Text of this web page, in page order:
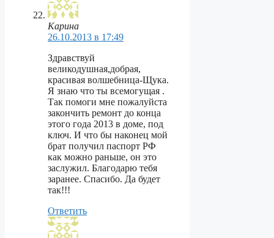
Карина
26.10.2013 в 17:49
Здравствуй
великодушная,добрая,
красивая волшебница-Щука.
Я знаю что ты всемогущая .
Так помоги мне пожалуйста
закончить ремонт до конца
этого года 2013 в доме, под
ключ. И что бы наконец мой
брат получил паспорт РФ
как можно раньше, он это
заслужил. Благодарю тебя
заранее. Спасибо. Да будет
так!!!
Ответить